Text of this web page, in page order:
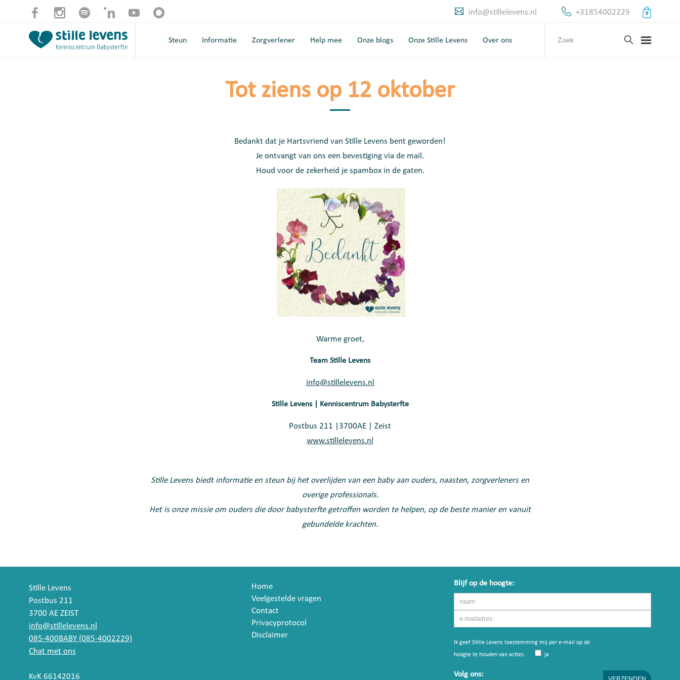
info@stillelevens.nl +31854002229 0
Steun Informatie Zorgverlener Help mee Onze blogs Onze Stille Levens Over ons
Tot ziens op 12 oktober
Bedankt dat je Hartsvriend van Stille Levens bent geworden!
Je ontvangt van ons een bevestiging via de mail.
Houd voor de zekerheid je spambox in de gaten.
Warme groet,
Team Stille Levens
info@stillelevens.nl
Stille Levens | Kenniscentrum Babysterfte
Postbus 211 |3700AE | Zeist
www.stillelevens.nl
Stille Levens biedt informatie en steun bij het overlijden van een baby aan ouders, naasten, zorgverleners en
overige professionals.
Het is onze missie om ouders die door babysterfte getroffen worden te helpen, op de beste manier en vanuit
gebundelde krachten.
Stille Levens
Postbus 211
3700 AE ZEIST
info@stillelevens.nl
085-400BABY (085-4002229)
Chat met ons
KvK 66142016
Home
Veelgestelde vragen
Contact
Privacyprotocol
Disclaimer
Blijf op de hoogte:
Ik geef Stille Levens toestemming mij per e-mail op de
hoogte te houden van acties.
ja
Volg ons: